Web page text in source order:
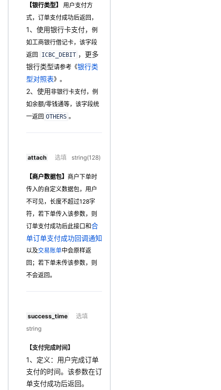
【银行类型】
用户支付方
式，订单支付成功后返回，
1、使用银行卡支付， 例
如工商银行借记卡，该字段
返回
ICBC_DEBIT ，更多
银行类型请参考《银行类
型对照表》。
2、使用非银行卡支付，例
如余额/零钱通等，该字段统
一返回 OTHERS 。
attach 选填 string(128)
【商户数据包】 商户下单时
传入的自定义数据包，用户
不可见，长度不超过128字
符，若下单传入该参数，则
订单支付成功后此接口和合
单订单支付成功回调通知
以及交易账单中会原样返
回；若下单未传该参数，则
不会返回。
success_time
选填
string
【支付完成时间】
1、定义：用户完成订单
支付的时间。该参数在订
单支付成功后返回。